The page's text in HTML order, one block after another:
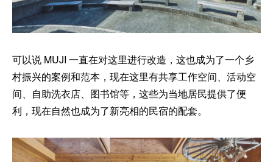
可以说 MUJI 一直在对这里进行改造，这也成为了一个乡
村振兴的案例和范本，现在这里有共享工作空间、活动空
间、自助洗衣店、图书馆等，这些为当地居民提供了便
利，现在自然也成为了新亮相的民宿的配套。